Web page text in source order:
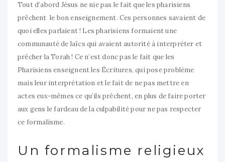
Tout d’abord Jésus ne nie pas le fait que les pharisiens
prêchent le bon enseignement. Ces personnes savaient de
quoi elles parlaient ! Les pharisiens formaient une
communauté de laïcs qui avaient autorité à interpréter et
prêcher la Torah ! Ce n’est donc pas le fait que les
Pharisiens enseignent les Écritures, qui pose problème
mais leur interprétation et le fait de ne pas mettre en
actes eux-mêmes ce qu’ils prêchent, en plus de faire porter
aux gens le fardeau de la culpabilité pour ne pas respecter
ce formalisme.
Un formalisme religieux